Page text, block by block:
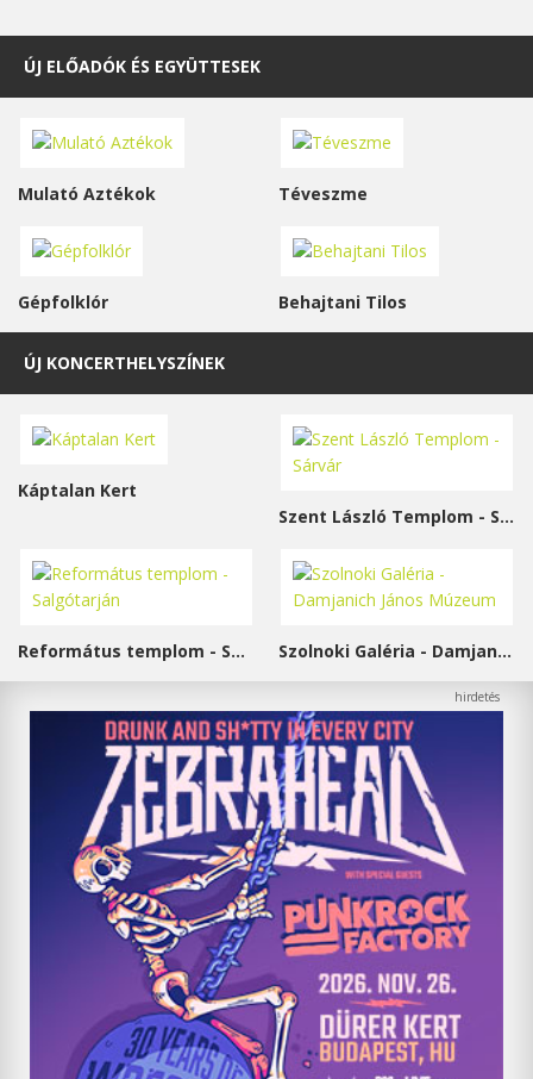
ÚJ ELŐADÓK ÉS EGYÜTTESEK
Mulató Aztékok Téveszme
Gépfolklór Behajtani Tilos
ÚJ KONCERTHELYSZÍNEK
Káptalan Kert
Szent László Templom - Sárvár
Református templom - Salgótarján Szolnoki Galéria - Damjanich János Múzeum